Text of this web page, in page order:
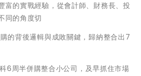
富的實戰經驗，從會計師、財務長、投
同的角度切
的背後邏輯與成敗關鍵，歸納整合出7
6周半併購整合小公司，及早抓住市場